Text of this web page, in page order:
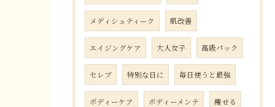
メディシュティーク 肌改善
エイジングケア 大人女子 高級パック
セレブ 特別な日に 毎日使うと最強
ボディーケア ボディーメンテ 痩せる